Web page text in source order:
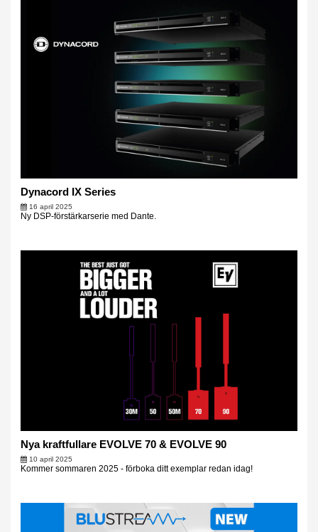
Dynacord IX Series
16 april 2025
Ny DSP-förstärkarserie med Dante.
Nya kraftfullare EVOLVE 70 & EVOLVE 90
10 april 2025
Kommer sommaren 2025 - förboka ditt exemplar redan idag!